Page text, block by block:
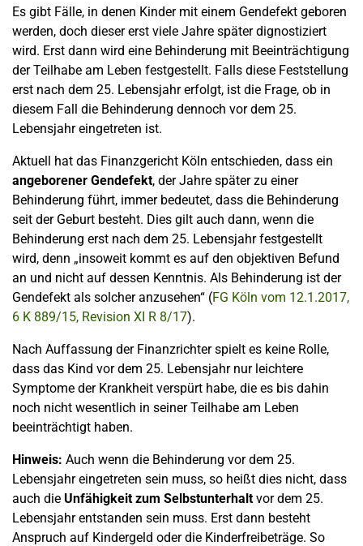
Es gibt Fälle, in denen Kinder mit einem Gendefekt geboren
werden, doch dieser erst viele Jahre später dignostiziert
wird. Erst dann wird eine Behinderung mit Beeinträchtigung
der Teilhabe am Leben festgestellt. Falls diese Feststellung
erst nach dem 25. Lebensjahr erfolgt, ist die Frage, ob in
diesem Fall die Behinderung dennoch vor dem 25.
Lebensjahr eingetreten ist.
Aktuell hat das Finanzgericht Köln entschieden, dass ein
angeborener Gendefekt, der Jahre später zu einer
Behinderung führt, immer bedeutet, dass die Behinderung
seit der Geburt besteht. Dies gilt auch dann, wenn die
Behinderung erst nach dem 25. Lebensjahr festgestellt
wird, denn „insoweit kommt es auf den objektiven Befund
an und nicht auf dessen Kenntnis. Als Behinderung ist der
Gendefekt als solcher anzusehen“ (FG Köln vom 12.1.2017,
6 K 889/15, Revision XI R 8/17).
Nach Auffassung der Finanzrichter spielt es keine Rolle,
dass das Kind vor dem 25. Lebensjahr nur leichtere
Symptome der Krankheit verspürt habe, die es bis dahin
noch nicht wesentlich in seiner Teilhabe am Leben
beeinträchtigt haben.
Hinweis: Auch wenn die Behinderung vor dem 25.
Lebensjahr eingetreten sein muss, so heißt dies nicht, dass
auch die Unfähigkeit zum Selbstunterhaltvor dem 25.
Lebensjahr entstanden sein muss. Erst dann besteht
Anspruch auf Kindergeld oder die Kinderfreibeträge. So